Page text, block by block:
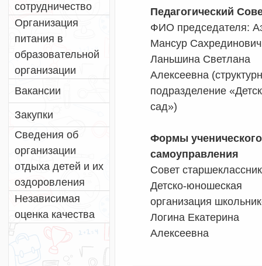
сотрудничество
Организация
питания в
образовательной
организации
Вакансии
Закупки
Сведения об
организации
отдыха детей и их
оздоровления
Независимая
оценка качества
Педагогический
ФИО председателя:
Мансур
Ланьшина Светлана
Алексеевна
подразделение
сад»)
Формы ученического
самоуправления
Совет
Детско-юношеская
организация
Логина Екатерина
Алексеевна